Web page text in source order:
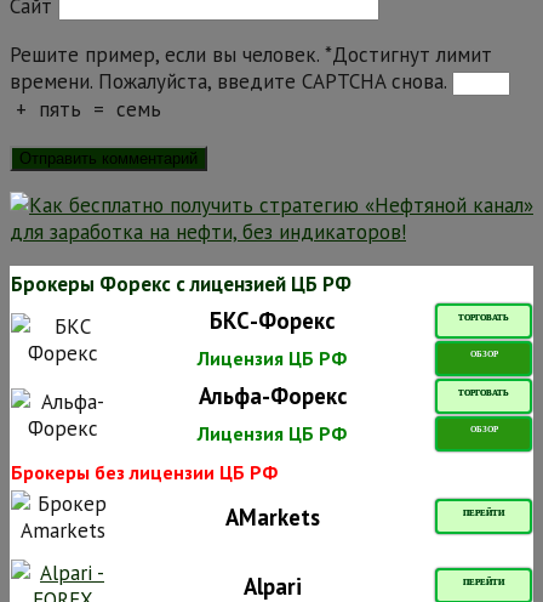
Сайт
Решите пример, если вы человек. *Достигнут лимит
времени. Пожалуйста, введите CAPTCHA снова.
+ пять = семь
Брокеры Форекс с лицензией ЦБ РФ
БКС-Форекс ТОРГОВАТЬ
Лицензия ЦБ РФ ОБЗОР
Альфа-Форекс ТОРГОВАТЬ
Лицензия ЦБ РФ ОБЗОР
Брокеры без лицензии ЦБ РФ
AMarkets ПЕРЕЙТИ
Alpari ПЕРЕЙТИ